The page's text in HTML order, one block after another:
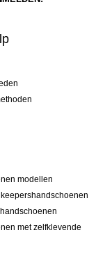
modellen
met zelfklevende